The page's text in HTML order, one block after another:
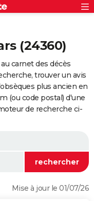
(24360)
carnet des décès
trouver un avis
plus ancien en
(ou code postal) d'une
de recherche ci-
Mise à jour le 01/07/26